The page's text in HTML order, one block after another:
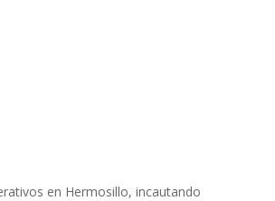
en Hermosillo, incautando